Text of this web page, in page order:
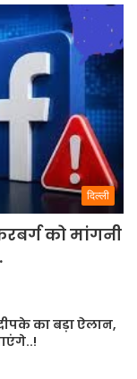
दिल्ली
को मांगनी
का बड़ा ऐलान,